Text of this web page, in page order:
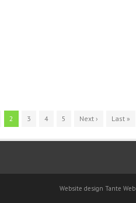
2 3 4 5 Next › Last »
Website design Tante Web